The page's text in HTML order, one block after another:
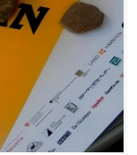
автограф-сесії,
перформанси.
Більше